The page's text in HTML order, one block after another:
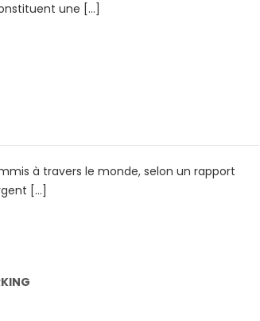
une […]
à travers le monde, selon un rapport
[…]